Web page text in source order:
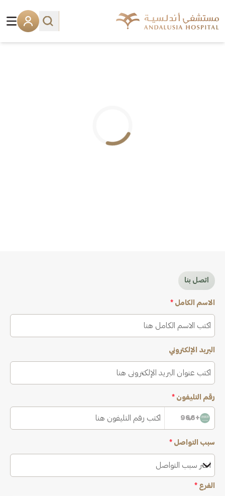
اتصل بنا
الاسم الكامل *
البريد الإلكتروني
رقم التليفون *
+966
سبب التواصل *
اختر سبب التواصل
الفرع *